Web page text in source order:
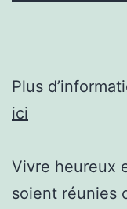
Plus
ici
Vivre heureux
soient réunies